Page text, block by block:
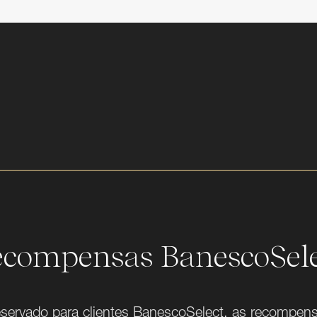
para clientes BanescoSelect, as